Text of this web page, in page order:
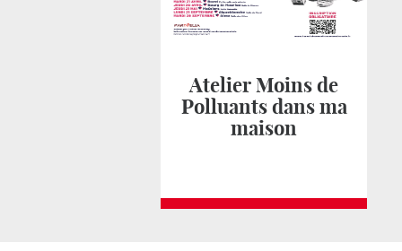
Atelier Moins de
Polluants dans ma
maison